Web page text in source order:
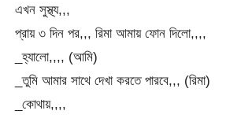
এখন সুস্থ্য,,,
প্রায় ৩ দিন পর,,, রিমা আমায় ফোন দিলো,,,,
_হ্যালো,,,, (আমি)
_তুমি আমার সাথে দেখা করতে পারবে,,, (রিমা)
_কোথায়,,,,